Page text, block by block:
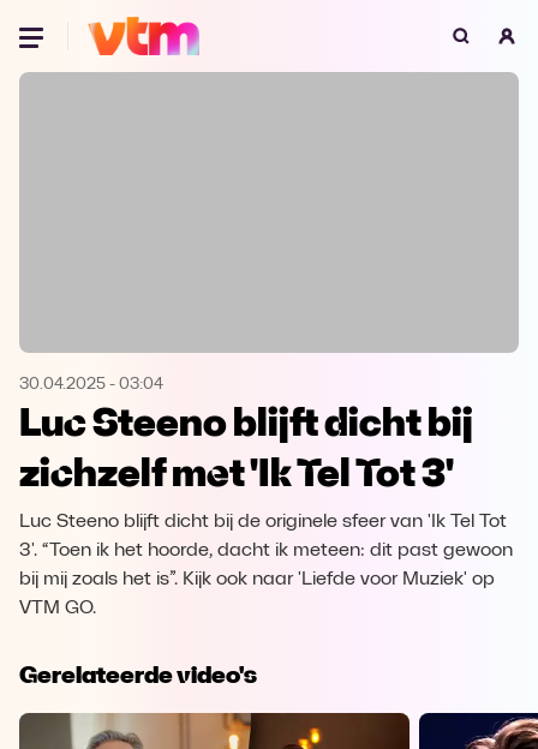
Oeps, browser niet ondersteund
Microsoft Edge Download
Opera Download
30.04.2025 - 03:04
Luc Steeno blijft dicht bij
zichzelf met 'Ik Tel Tot 3'
Luc Steeno blijft dicht bij de originele sfeer van 'Ik Tel Tot
3'. “Toen ik het hoorde, dacht ik meteen: dit past gewoon
bij mij zoals het is”. Kijk ook naar 'Liefde voor Muziek' op
VTM GO.
Gerelateerde video's